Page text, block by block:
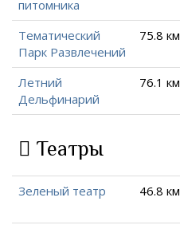
питомника
Тематический
Парк Развлечений
75.8 км
Летний
Дельфинарий
76.1 км
Театры
Зеленый театр 46.8 км